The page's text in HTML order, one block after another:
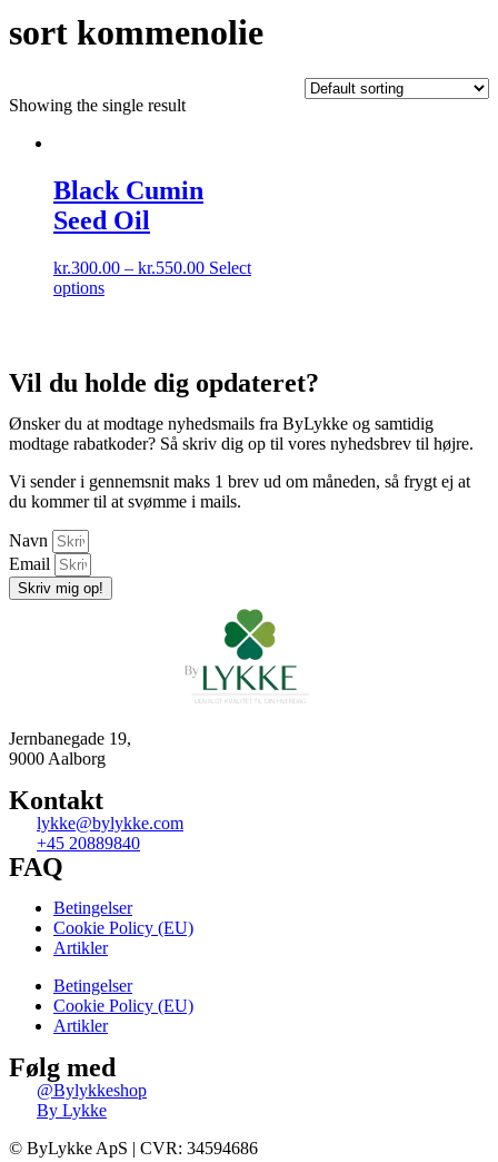
sort kommenolie
Showing the single result
Black Cumin
Seed Oil
kr.300.00 – kr.550.00 Select
options
Vil du holde dig opdateret?
Ønsker du at modtage nyhedsmails fra ByLykke og samtidig
modtage rabatkoder? Så skriv dig op til vores nyhedsbrev til højre.
Vi sender i gennemsnit maks 1 brev ud om måneden, så frygt ej at
du kommer til at svømme i mails.
Navn
Email
Skriv mig op!
Jernbanegade 19,
9000 Aalborg
Kontakt
lykke@bylykke.com
+45 20889840
FAQ
Betingelser
Cookie Policy (EU)
Artikler
Betingelser
Cookie Policy (EU)
Artikler
Følg med
@Bylykkeshop
By Lykke
©️ ByLykke ApS | CVR: 34594686